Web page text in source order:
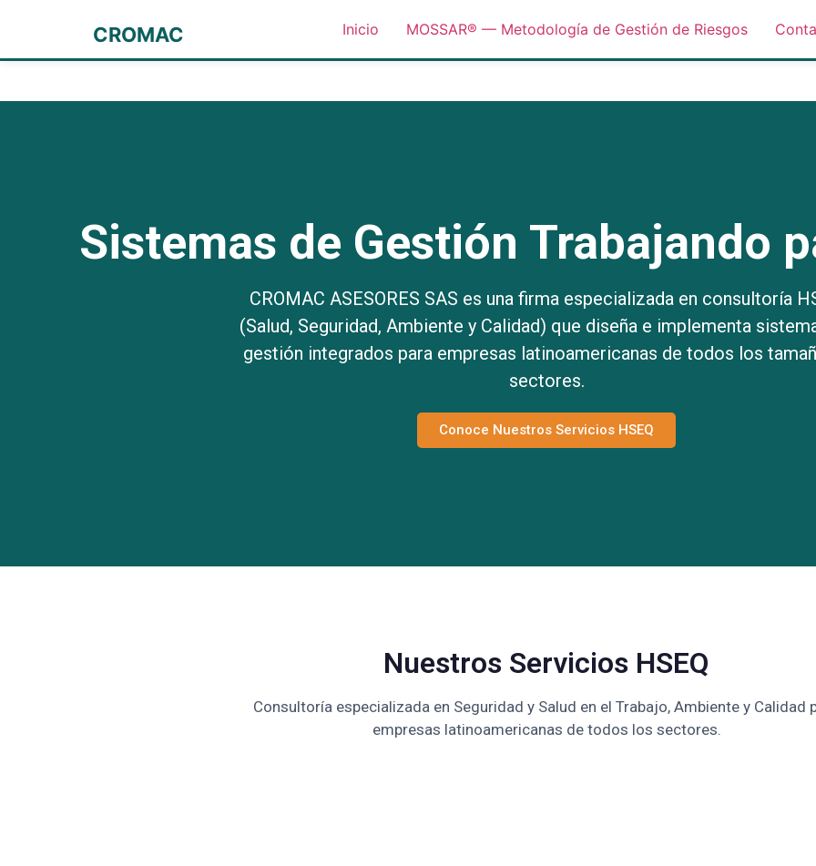
CROMAC Inicio MOSSAR® — Metodología de Gestión de Riesgos
Sistemas de Gestión Trabajando
CROMAC ASESORES SAS es una firma especializada en consultoría
(Salud, Seguridad, Ambiente y Calidad) que diseña e implementa
gestión integrados para empresas latinoamericanas de todos los
sectores.
Conoce Nuestros Servicios HSEQ
Nuestros Servicios HSEQ
Consultoría especializada en Seguridad y Salud en el Trabajo, Ambiente y Calidad
empresas latinoamericanas de todos los sectores.